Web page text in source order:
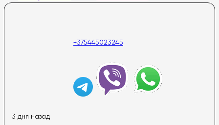
+375445023245
3 дня назад